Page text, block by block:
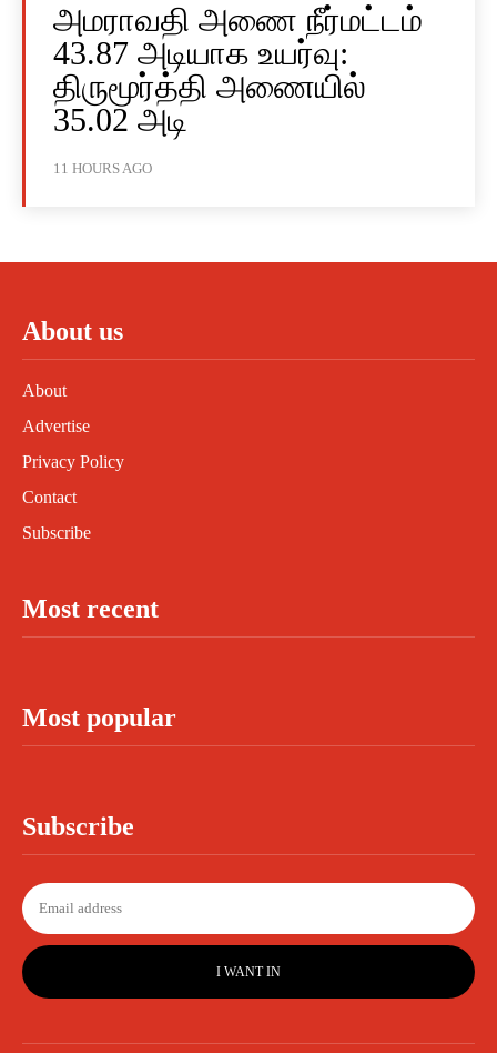
அமராவதி அணை நீர்மட்டம்
43.87 அடியாக உயர்வு:
திருமூர்த்தி அணையில்
35.02 அடி
11 HOURS AGO
About us
About
Advertise
Privacy Policy
Contact
Subscribe
Most recent
Most popular
Subscribe
I WANT IN